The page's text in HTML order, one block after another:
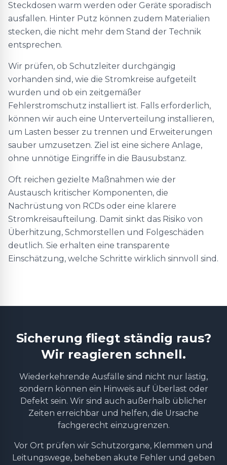
Steckdosen warm werden oder Geräte sporadisch
ausfallen. Hinter Putz können zudem Materialien
stecken, die nicht mehr dem Stand der Technik
entsprechen.
Wir prüfen, ob Schutzleiter durchgängig
vorhanden sind, wie die Stromkreise aufgeteilt
wurden und ob ein zeitgemäßer
Fehlerstromschutz installiert ist. Falls erforderlich,
können wir auch eine Unterverteilung installieren,
um Lasten besser zu trennen und Erweiterungen
sauber umzusetzen. Ziel ist eine sichere Anlage,
ohne unnötige Eingriffe in die Bausubstanz.
Oft reichen gezielte Maßnahmen wie der
Austausch kritischer Komponenten, die
Nachrüstung von RCDs oder eine klarere
Stromkreisaufteilung. Damit sinkt das Risiko von
Überhitzung, Schmorstellen und Folgeschäden
deutlich. Sie erhalten eine transparente
Einschätzung, welche Schritte wirklich sinnvoll sind.
Sicherung fliegt ständig raus?
Wir reagieren schnell.
Wiederkehrende Ausfälle sind nicht nur lästig,
sondern können ein Hinweis auf Überlast oder
Defekt sein. Wir sind auch außerhalb üblicher
Zeiten erreichbar und helfen, die Ursache
fachgerecht einzugrenzen.
Vor Ort prüfen wir Schutzorgane, Klemmen und
Leitungswege, beheben akute Fehler und geben